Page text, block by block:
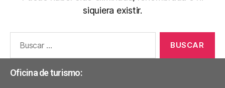
siquiera existir.
Oficina de turismo: